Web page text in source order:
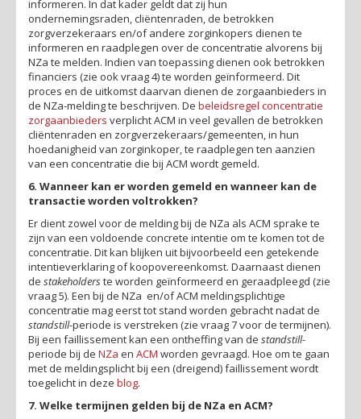
informeren. In dat kader geldt dat zij hun
ondernemingsraden, cliëntenraden, de betrokken
zorgverzekeraars en/of andere zorginkopers dienen te
informeren en raadplegen over de concentratie alvorens bij
NZa te melden. Indien van toepassing dienen ook betrokken
financiers (zie ook vraag 4) te worden geïnformeerd. Dit
proces en de uitkomst daarvan dienen de zorgaanbieders in
de NZa-melding te beschrijven. De beleidsregel concentratie
zorgaanbieders verplicht ACM in veel gevallen de betrokken
cliëntenraden en zorgverzekeraars/gemeenten, in hun
hoedanigheid van zorginkoper, te raadplegen ten aanzien
van een concentratie die bij ACM wordt gemeld.
6. Wanneer kan er worden gemeld en wanneer kan de
transactie worden voltrokken?
Er dient zowel voor de melding bij de NZa als ACM sprake te
zijn van een voldoende concrete intentie om te komen tot de
concentratie. Dit kan blijken uit bijvoorbeeld een getekende
intentieverklaring of koopovereenkomst. Daarnaast dienen
de stakeholderste worden geïnformeerd en geraadpleegd (zie
vraag 5). Een bij de NZa en/of ACM meldingsplichtige
concentratie mag eerst tot stand worden gebracht nadat de
standstill-periode is verstreken (zie vraag 7 voor de termijnen).
Bij een faillissement kan een ontheffing van de standstill-
periode bij de NZa en ACM worden gevraagd. Hoe om te gaan
met de meldingsplicht bij een (dreigend) faillissement wordt
toegelicht in deze blog.
7. Welke termijnen gelden bij de NZa en ACM?